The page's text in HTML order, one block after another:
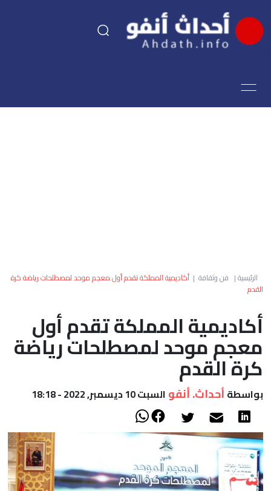
اقتصاد
العالم
الصحراء
الرئيسية| فن وثقافة | أكاديمية المملكة تقدم أول معجم موحد لمصطلحات رياضة كرة
القدم
أكاديمية المملكة تقدم أول
معجم موحد لمصطلحات رياضة
كرة القدم
بواسطة أحداث. أنفو السبت 10 ديسمبر, 2022 - 18:18